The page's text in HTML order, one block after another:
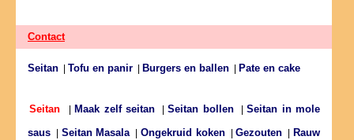
Contact
Seitan Tofu en panir Burgers en ballen Pate en cake
Seitan Maak zelf seitan |Seitan bollen|Seitan in mole
saus
Seitan Masala|Ongekruid koken|Gezouten
Rauw